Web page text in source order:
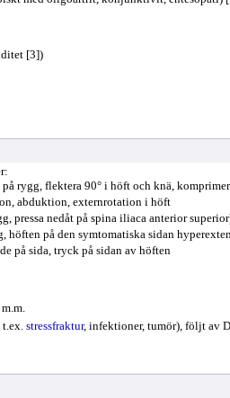
[3])
rygg, flektera 90° i höft och knä,
abduktion, externrotation i höft
pressa nedåt på spina iliaca anterior
höften på den symtomatiska sidan
på sida, tryck på sidan av höften
stressfraktur, infektioner, tumör), följt av